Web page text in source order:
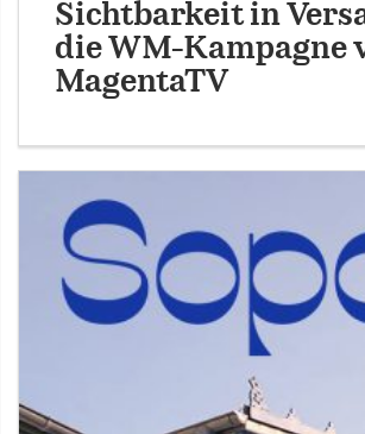
Sichtbarkeit in
die WM-Kampagne
MagentaTV